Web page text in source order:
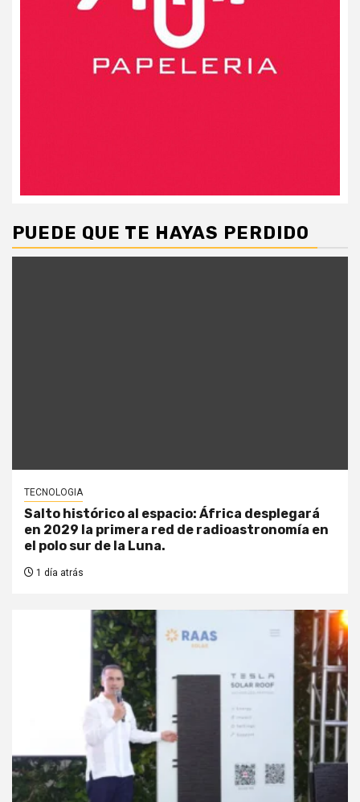
PUEDE QUE TE HAYAS PERDIDO
TECNOLOGIA
Salto histórico al espacio: África desplegará
en 2029 la primera red de radioastronomía en
el polo sur de la Luna.
1 día atrás